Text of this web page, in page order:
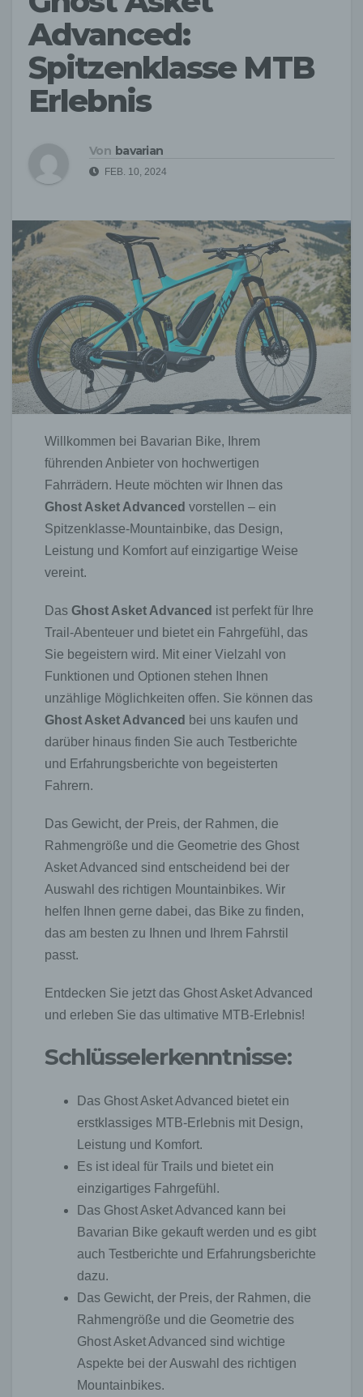
Advanced:
Spitzenklasse MTB
Erlebnis
Von bavarian
FEB. 10, 2024
Willkommen bei Bavarian Bike, Ihrem
führenden Anbieter von hochwertigen
Fahrrädern. Heute möchten wir Ihnen das
Ghost Asket Advanced vorstellen – ein
Spitzenklasse-Mountainbike, das Design,
Leistung und Komfort auf einzigartige Weise
vereint.
Das Ghost Asket Advanced ist perfekt für Ihre
Trail-Abenteuer und bietet ein Fahrgefühl, das
Sie begeistern wird. Mit einer Vielzahl von
Funktionen und Optionen stehen Ihnen
unzählige Möglichkeiten offen. Sie können das
Ghost Asket Advanced bei uns kaufen und
darüber hinaus finden Sie auch Testberichte
und Erfahrungsberichte von begeisterten
Fahrern.
Das Gewicht, der Preis, der Rahmen, die
Rahmengröße und die Geometrie des Ghost
Asket Advanced sind entscheidend bei der
Auswahl des richtigen Mountainbikes. Wir
helfen Ihnen gerne dabei, das Bike zu finden,
das am besten zu Ihnen und Ihrem Fahrstil
passt.
Entdecken Sie jetzt das Ghost Asket Advanced
und erleben Sie das ultimative MTB-Erlebnis!
Schlüsselerkenntnisse:
Das Ghost Asket Advanced bietet ein
erstklassiges MTB-Erlebnis mit Design,
Leistung und Komfort.
Es ist ideal für Trails und bietet ein
einzigartiges Fahrgefühl.
Das Ghost Asket Advanced kann bei
Bavarian Bike gekauft werden und es gibt
auch Testberichte und Erfahrungsberichte
dazu.
Das Gewicht, der Preis, der Rahmen, die
Rahmengröße und die Geometrie des
Ghost Asket Advanced sind wichtige
Aspekte bei der Auswahl des richtigen
Mountainbikes.